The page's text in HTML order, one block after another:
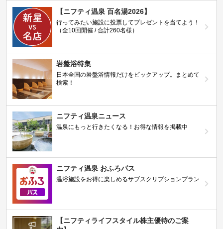
【ニフティ温泉 百名湯2026】
行ってみたい施設に投票してプレゼントを当てよう！
（全10回開催 / 合計260名様）
岩盤浴特集
日本全国の岩盤浴情報だけをピックアップ。まとめて
検索！
ニフティ温泉ニュース
温泉にもっと行きたくなる！お得な情報を掲載中
ニフティ温泉 おふろパス
温浴施設をお得に楽しめるサブスクリプションプラン
【ニフティライフスタイル株主優待のご案